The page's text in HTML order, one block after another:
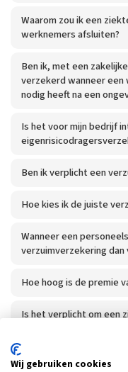
Waarom zou ik een
werknemers afsluiten?
Ben ik, met een
verzekerd wanneer
nodig heeft na een
Is het voor mijn bedrijf
Ben ik verplicht een
Hoe kies ik de juiste
Wanneer een
verzuimverzekering dan
Hoe hoog is de premie
Is het verplicht om een
Wij gebruiken cookies